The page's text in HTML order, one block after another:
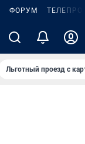
ФОРУМ
Льготный проезд с